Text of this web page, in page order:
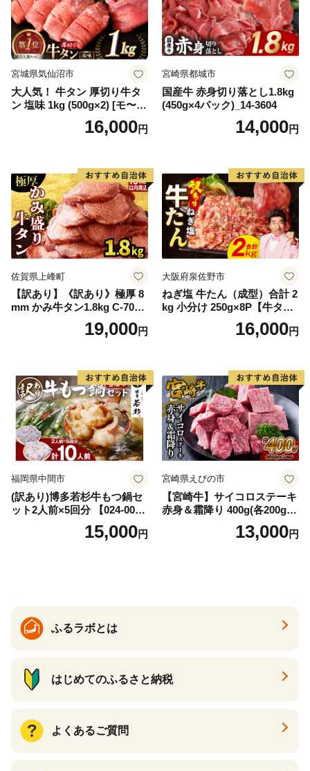
宮城県気仙沼市
大人気！ 牛タン 厚切り牛タ
ン 塩味 1kg (500g×2) [モ〜ラ
ンド 宮城県 気仙沼市 205646
60] 肉 牛肉 精肉 牛たん 牛タ
厚切り タン
16,000円
宮崎県都城市
国産牛 赤身切り落とし1.8kg
(450g×4パック)_14-3604
14,000円
佐賀県上峰町
【訳あり】《訳あり》極厚 8
mm かみ牛タン1.8kg C-709-
19,000円
大阪府泉佐野市
ねぎ塩 牛たん（成型）合計 2
kg 小分け 250g×8P【牛タン
牛肉 焼肉用 薄切り 訳あり サ
16,000円
福岡県中間市
(訳あり)博多若杉牛もつ鍋セ
ット2人前×5回分 【024-002
15,000円
宮崎県えびの市
【宮崎牛】サイコロステーキ
赤身＆霜降り 400g(各200g×
１P 計2P) 真空パック 冷凍
13,000円
ふるラボとは
はじめてのふるさと納税
よくあるご質問